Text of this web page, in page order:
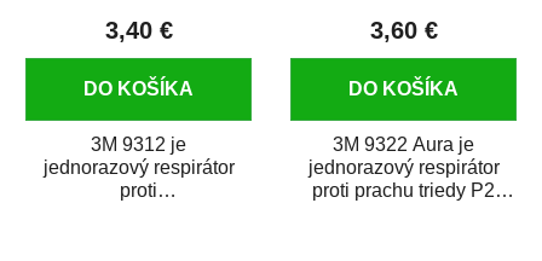
3,40 €
DO KOŠÍKA
3M 9312 je
jednorazový respirátor
proti
3,60 €
DO KOŠÍKA
3M 9322 Aura je
jednorazový respirátor
proti prachu triedy P2